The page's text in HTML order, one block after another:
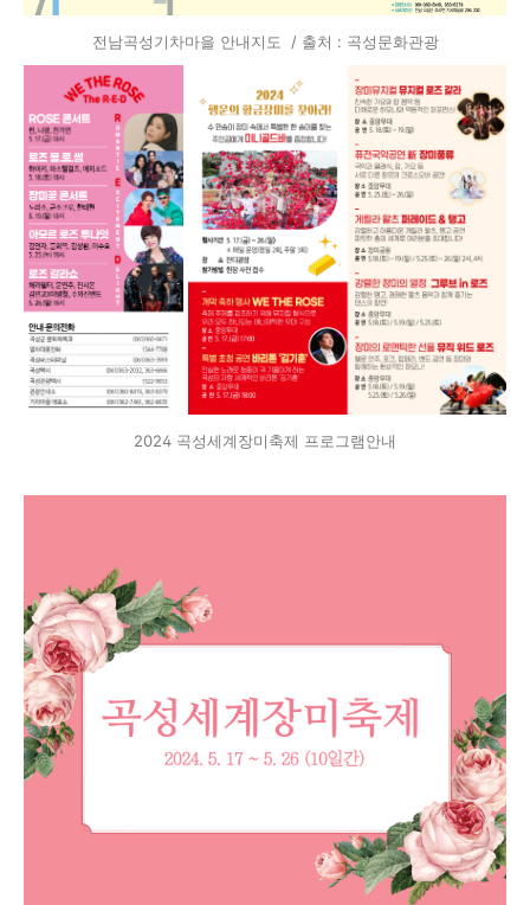
전남곡성기차마을 안내지도 / 출처 : 곡성문화관광
2024 곡성세계장미축제 프로그램안내